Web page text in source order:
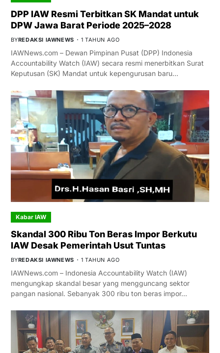
DPP IAW Resmi Terbitkan SK Mandat untuk
DPW Jawa Barat Periode 2025–2028
BYREDAKSI IAWNEWS 1 TAHUN AGO
IAWNews.com – Dewan Pimpinan Pusat (DPP) Indonesia
Accountability Watch (IAW) secara resmi menerbitkan Surat
Keputusan (SK) Mandat untuk kepengurusan baru…
Kabar IAW
Skandal 300 Ribu Ton Beras Impor Berkutu
IAW Desak Pemerintah Usut Tuntas
BYREDAKSI IAWNEWS 1 TAHUN AGO
IAWNews.com – Indonesia Accountability Watch (IAW)
mengungkap skandal besar yang mengguncang sektor
pangan nasional. Sebanyak 300 ribu ton beras impor…